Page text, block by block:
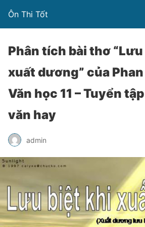
Ôn Thi Tốt
Phân tích bài thơ
xuất dương” của
Văn học 11 – Tuyển
văn hay
admin